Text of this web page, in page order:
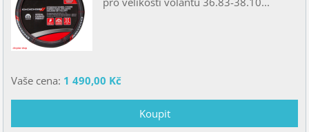
Vaše cena: 1 490,00 Kč